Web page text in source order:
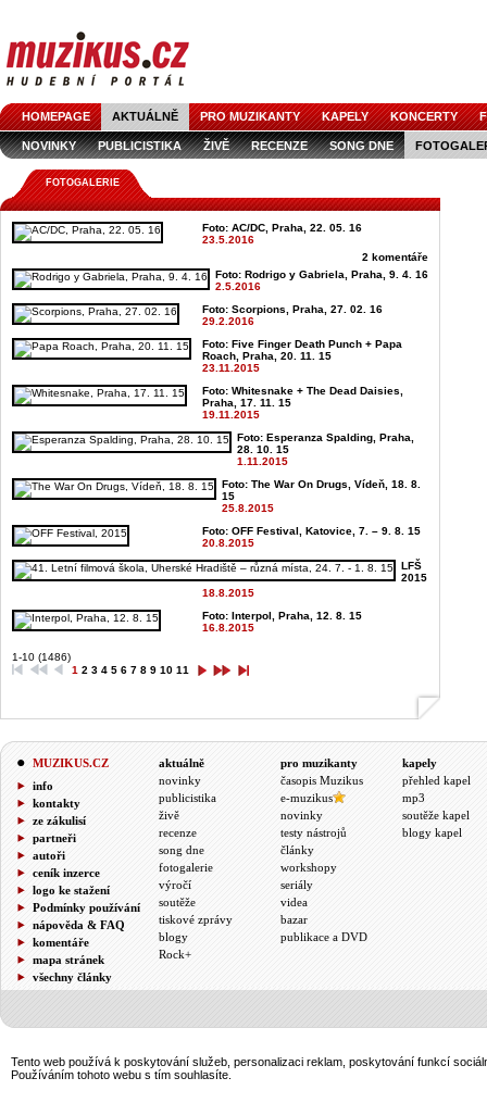
HOMEPAGE AKTUÁLNĚ PRO MUZIKANTY KAPELY KONCERTY
NOVINKY PUBLICISTIKA ŽIVĚ RECENZE SONG DNE
FOTOGALERIE
Foto: AC/DC, Praha, 22. 05. 16
23.5.2016
2 komentáře
Foto: Rodrigo y Gabriela, Praha, 9. 4. 16
2.5.2016
Foto: Scorpions, Praha, 27. 02. 16
29.2.2016
Foto: Five Finger Death Punch + Papa
Roach, Praha, 20. 11. 15
23.11.2015
Foto: Whitesnake + The Dead Daisies,
Praha, 17. 11. 15
19.11.2015
Foto: Esperanza Spalding, Praha,
28. 10. 15
1.11.2015
Foto: The War On Drugs, Vídeň, 18. 8.
15
25.8.2015
Foto: OFF Festival, Katovice, 7. – 9. 8. 15
20.8.2015
LFŠ
2015
18.8.2015
Foto: Interpol, Praha, 12. 8. 15
16.8.2015
1-10 (1486)
1 2 3 4 5 6 7 8 9 10 11
MUZIKUS.CZ
info
kontakty
ze zákulisí
partneři
autoři
ceník inzerce
logo ke stažení
Podmínky používání
nápověda & FAQ
komentáře
mapa stránek
všechny články
aktuálně
novinky
publicistika
živě
recenze
song dne
fotogalerie
výročí
soutěže
tiskové zprávy
blogy
Rock+
pro muzikanty
časopis Muzikus
e-muzikus
novinky
testy nástrojů
články
workshopy
seriály
videa
bazar
publikace a DVD
kapely
přehled kapel
mp3
soutěže kapel
blogy kapel
Tento web používá k poskytování služeb, personalizaci reklam, poskytování funkcí
Používáním tohoto webu s tím souhlasíte.